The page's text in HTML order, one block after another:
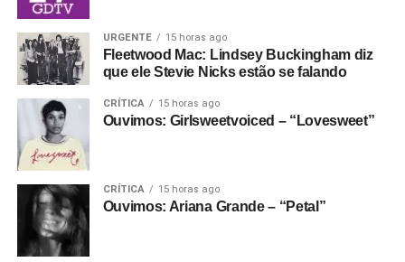
URGENTE 15 horas ago
Fleetwood Mac: Lindsey Buckingham diz
que ele Stevie Nicks estão se falando
CRÍTICA 15 horas ago
Ouvimos: Girlsweetvoiced – “Lovesweet”
CRÍTICA 15 horas ago
Ouvimos: Ariana Grande – “Petal”